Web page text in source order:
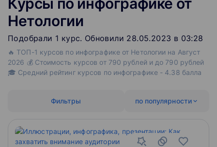
Нетологии
Подобрали 1 курс. Обновили 28.05.2023 в 03:28
🔥 ТОП-1 курсов по инфографике от Нетологии на Август
2026 💰 Стоимость курсов от 790 рублей и до 790 рублей
🎓 Средний рейтинг курсов по инфографике - 4.38 балла
по популярности
Фильтры